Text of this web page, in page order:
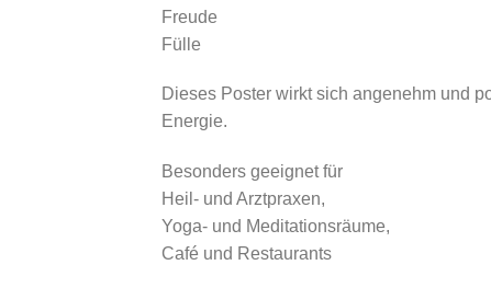
Freude
Fülle
Dieses Poster wirkt sich angenehm und
Energie.
Besonders geeignet für
Heil- und Arztpraxen,
Yoga- und Meditationsräume,
Café und Restaurants